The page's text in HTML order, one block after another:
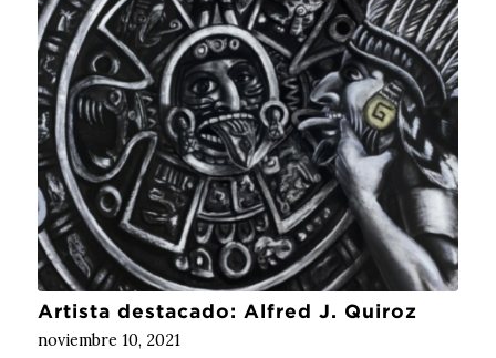
Artista destacado: Alfred J. Quiroz
noviembre 10, 2021